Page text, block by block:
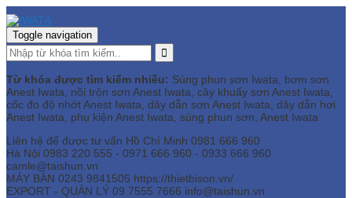
Toggle navigation
Từ khóa được tìm kiếm nhiều: Súng phun sơn Iwata, bơm sơn
Anest Iwata, nồi trộn sơn Anest Iwata, cây khuấy sơn Anest Iwata,
cốc đo độ nhớt Anest Iwata, dây dẫn sơn Anest Iwata, dây dẫn hơi
Anest Iwata, phụ kiện Anest Iwata, súng phun sơn, Anest Iwata
Liên hệ để được tư vấn Hồ Chí Minh 0981 666 960
Hà Nội 0983 220 555 - 0971 666 960 - 0933 666 960
camle@taishun.vn
MÁY BÀN 0243 9841505 https://thietbison.vn/
EXPORT - QUẢN LÝ 09 7555 7666 info@taishun.vn